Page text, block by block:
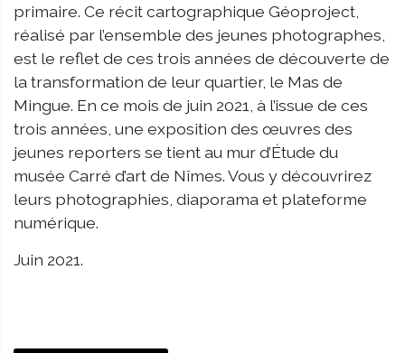
primaire. Ce récit cartographique Géoproject,
réalisé par l’ensemble des jeunes photographes,
est le reflet de ces trois années de découverte de
la transformation de leur quartier, le Mas de
Mingue. En ce mois de juin 2021, à l’issue de ces
trois années, une exposition des œuvres des
jeunes reporters se tient au mur d’Étude du
musée Carré d’art de Nîmes. Vous y découvrirez
leurs photographies, diaporama et plateforme
numérique.
Juin 2021.